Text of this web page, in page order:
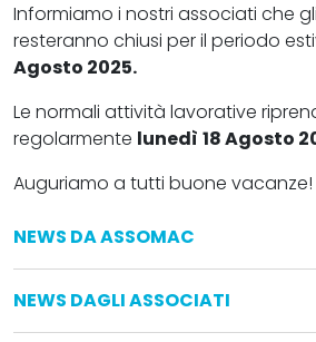
Informiamo i nostri associati che
resteranno chiusi per il periodo
Agosto 2025.
Le normali attività lavorative
regolarmente lunedì 18 Agosto
Auguriamo a tutti buone vacanze!
NEWS DA ASSOMAC
NEWS DAGLI ASSOCIATI